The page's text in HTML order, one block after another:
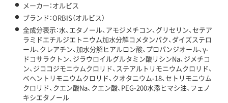
メーカー：オルビス
ブランド：ORBIS（オルビス）
全成分表示：水、エタノール、アモジメチコン、グリセリン、セテア
ラミドエチルジエトニウム加水分解コメタンパク、ダイズステロ
ール、クレアチン、加水分解ヒアルロン酸、プロパンジオール、γ-
ドコサラクトン、ジラウロイルグルタミン酸リシンNa、ジメチコ
ン、ジココジモニウムクロリド、ステアルトリモニウムクロリド、
ベヘントリモニウムクロリド、クオタニウム-18、セトリモニウム
クロリド、クエン酸Na、クエン酸、PEG-200水添ヒマシ油、フェノ
キシエタノール